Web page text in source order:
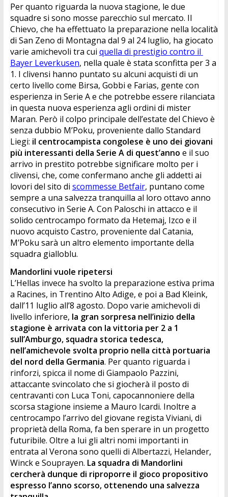
Per quanto riguarda la nuova stagione, le due
squadre si sono mosse parecchio sul mercato. Il
Chievo, che ha effettuato la preparazione nella località
di San Zeno di Montagna dal 9 al 24 luglio, ha giocato
varie amichevoli tra cui quella di prestigio contro il
Bayer Leverkusen, nella quale è stata sconfitta per 3 a
1. I clivensi hanno puntato su alcuni acquisti di un
certo livello come Birsa, Gobbi e Farias, gente con
esperienza in Serie A e che potrebbe essere rilanciata
in questa nuova esperienza agli ordini di mister
Maran. Però il colpo principale dell’estate del Chievo è
senza dubbio M’Poku, proveniente dallo Standard
Liegi: il centrocampista congolese è uno dei giovani
più interessanti della Serie A di quest’anno e il suo
arrivo in prestito potrebbe significare molto per i
clivensi, che, come confermano anche gli addetti ai
lovori del sito di scommesse Betfair, puntano come
sempre a una salvezza tranquilla al loro ottavo anno
consecutivo in Serie A. Con Paloschi in attacco e il
solido centrocampo formato da Hetemaj, Izco e il
nuovo acquisto Castro, proveniente dal Catania,
M’Poku sarà un altro elemento importante della
squadra gialloblu.
Mandorlini vuole ripetersi
L’Hellas invece ha svolto la preparazione estiva prima
a Racines, in Trentino Alto Adige, e poi a Bad Kleink,
dall’11 luglio all’8 agosto. Dopo varie amichevoli di
livello inferiore, la gran sorpresa nell’inizio della
stagione è arrivata con la vittoria per 2 a 1
sull’Amburgo, squadra storica tedesca,
nell’amichevole svolta proprio nella città portuaria
del nord della Germania. Per quanto riguarda i
rinforzi, spicca il nome di Giampaolo Pazzini,
attaccante svincolato che si giocherà il posto di
centravanti con Luca Toni, capocannoniere della
scorsa stagione insieme a Mauro Icardi. Inoltre a
centrocampo l’arrivo del giovane regista Viviani, di
proprietà della Roma, fa ben sperare in un progetto
futuribile. Oltre a lui gli altri nomi importanti in
entrata al Verona sono quelli di Albertazzi, Helander,
Winck e Souprayen. La squadra di Mandorlini
cercherà dunque di riproporre il gioco propositivo
espresso l’anno scorso, ottenendo una salvezza